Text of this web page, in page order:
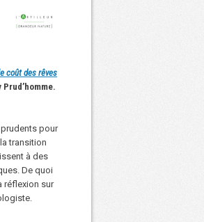
coût des rêves
pour
transition
à des
De quoi
réflexion sur